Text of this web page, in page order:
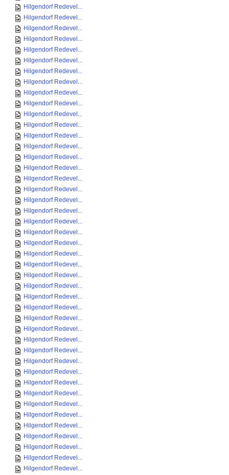
Hilgendorf Redevel...
Hilgendorf Redevel...
Hilgendorf Redevel...
Hilgendorf Redevel...
Hilgendorf Redevel...
Hilgendorf Redevel...
Hilgendorf Redevel...
Hilgendorf Redevel...
Hilgendorf Redevel...
Hilgendorf Redevel...
Hilgendorf Redevel...
Hilgendorf Redevel...
Hilgendorf Redevel...
Hilgendorf Redevel...
Hilgendorf Redevel...
Hilgendorf Redevel...
Hilgendorf Redevel...
Hilgendorf Redevel...
Hilgendorf Redevel...
Hilgendorf Redevel...
Hilgendorf Redevel...
Hilgendorf Redevel...
Hilgendorf Redevel...
Hilgendorf Redevel...
Hilgendorf Redevel...
Hilgendorf Redevel...
Hilgendorf Redevel...
Hilgendorf Redevel...
Hilgendorf Redevel...
Hilgendorf Redevel...
Hilgendorf Redevel...
Hilgendorf Redevel...
Hilgendorf Redevel...
Hilgendorf Redevel...
Hilgendorf Redevel...
Hilgendorf Redevel...
Hilgendorf Redevel...
Hilgendorf Redevel...
Hilgendorf Redevel...
Hilgendorf Redevel...
Hilgendorf Redevel...
Hilgendorf Redevel...
Hilgendorf Redevel...
Hilgendorf Redevel...